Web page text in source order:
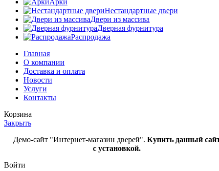
Арки
Нестандартные двери
Двери из массива
Дверная фурнитура
Распродажа
Главная
О компании
Доставка и оплата
Новости
Услуги
Контакты
Корзина
Закрыть
Демо-сайт "Интернет-магазин дверей". Купить данный
с установкой.
Войти